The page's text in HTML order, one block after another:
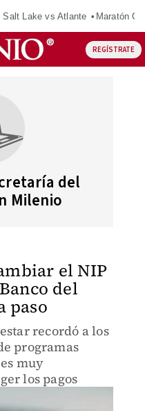
Salt Lake vs Atlante Maratón
REGÍSTRATE
del
Milenio
el NIP
del
paso
recordó a los
programas
muy
los pagos